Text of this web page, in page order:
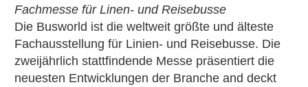
Fachmesse für Linen- und Reisebusse
Die Busworld ist die weltweit größte und älteste
Fachausstellung für Linien- und Reisebusse. Die
zweijährlich stattfindende Messe präsentiert die
neuesten Entwicklungen der Branche and deckt